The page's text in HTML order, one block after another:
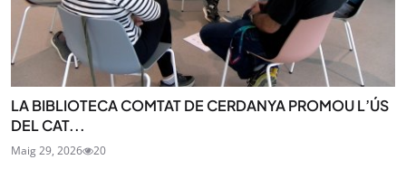
LA BIBLIOTECA COMTAT DE CERDANYA PROMOU L’ÚS
DEL CAT...
Maig 29, 2026 20